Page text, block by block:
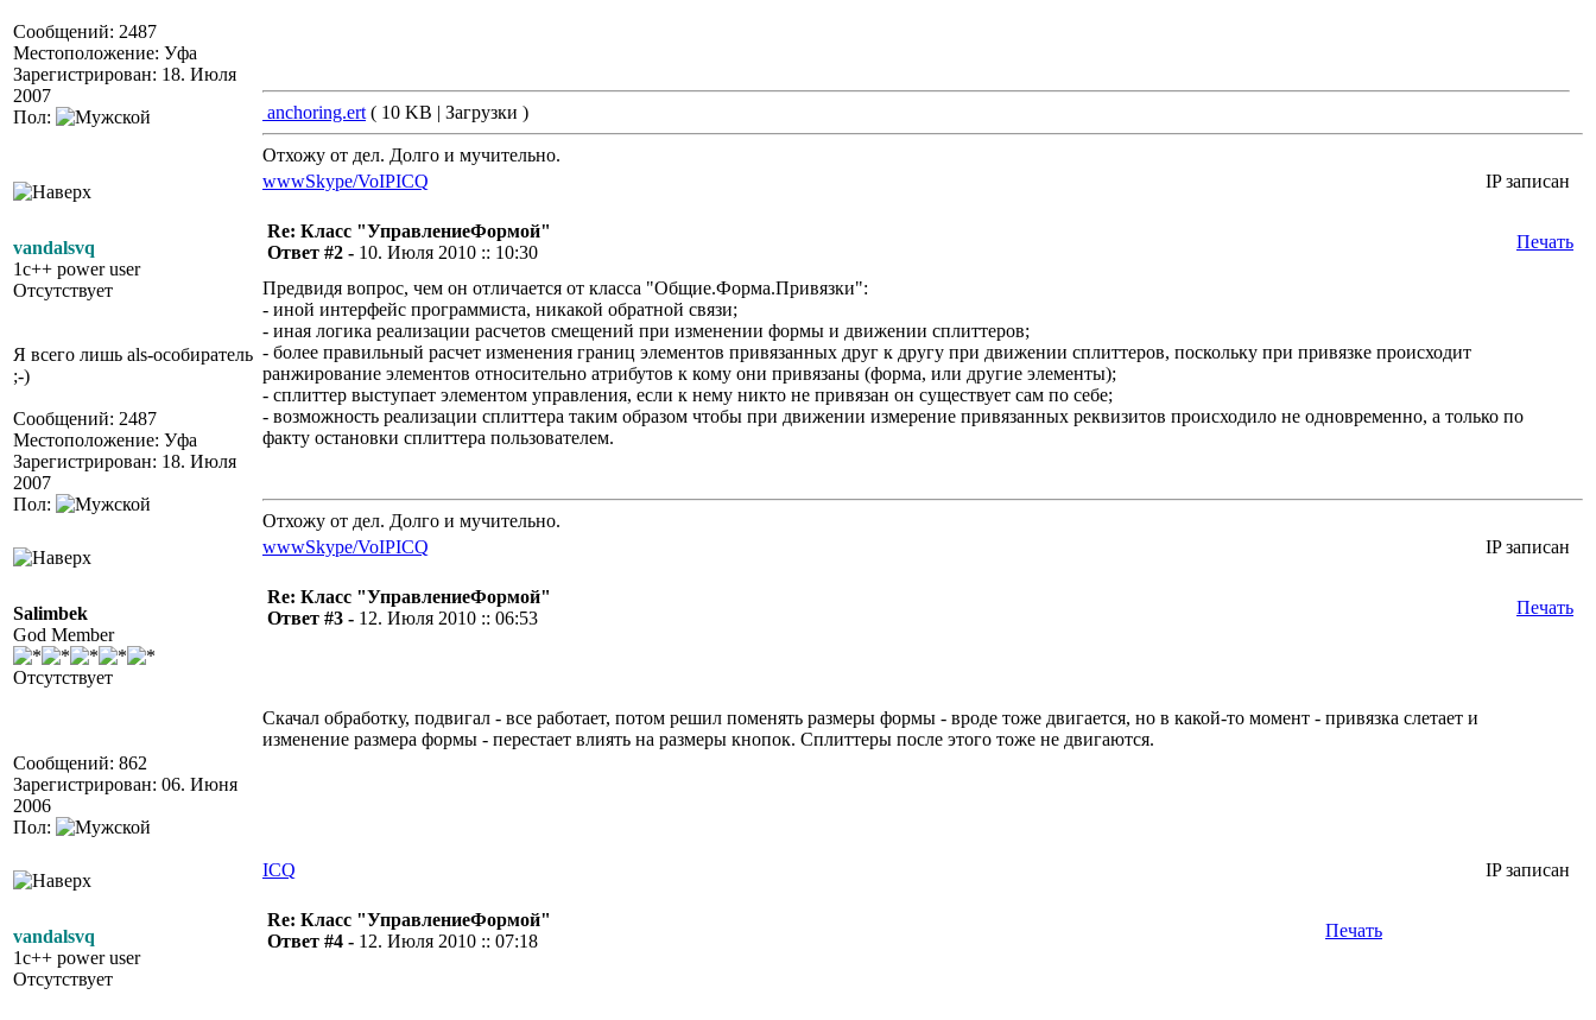
Сообщений: 2487
Местоположение: Уфа
Зарегистрирован: 18. Июля
2007
Пол:
anchoring.ert ( 10 KB | Загрузки )
Отхожу от дел. Долго и мучительно.
wwwSkype/VoIPICQ IP записан
vandalsvq
1c++ power user
Отсутствует
Я всего лишь als-особиратель
;-)
Сообщений: 2487
Местоположение: Уфа
Зарегистрирован: 18. Июля
2007
Пол:
Re: Класс "УправлениеФормой"
Ответ #2 - 10. Июля 2010 :: 10:30
Печать
Предвидя вопрос, чем он отличается от класса "Общие.Форма.Привязки":
- иной интерфейс программиста, никакой обратной связи;
- иная логика реализации расчетов смещений при изменении формы и движении сплиттеров;
- более правильный расчет изменения границ элементов привязанных друг к другу при движении сплиттеров, поскольку при привязке происходит
ранжирование элементов относительно атрибутов к кому они привязаны (форма, или другие элементы);
- сплиттер выступает элементом управления, если к нему никто не привязан он существует сам по себе;
- возможность реализации сплиттера таким образом чтобы при движении измерение привязанных реквизитов происходило не одновременно, а только по
факту остановки сплиттера пользователем.
Отхожу от дел. Долго и мучительно.
wwwSkype/VoIPICQ IP записан
Salimbek
God Member
Отсутствует
Сообщений: 862
Зарегистрирован: 06. Июня
2006
Пол:
Re: Класс "УправлениеФормой"
Ответ #3 - 12. Июля 2010 :: 06:53
Печать
Скачал обработку, подвигал - все работает, потом решил поменять размеры формы - вроде тоже двигается, но в какой-то момент - привязка слетает и
изменение размера формы - перестает влиять на размеры кнопок. Сплиттеры после этого тоже не двигаются.
ICQ IP записан
vandalsvq
1c++ power user
Отсутствует
Re: Класс "УправлениеФормой"
Ответ #4 - 12. Июля 2010 :: 07:18
Печать